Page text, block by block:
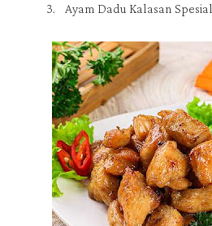
3. Ayam Dadu Kalasan